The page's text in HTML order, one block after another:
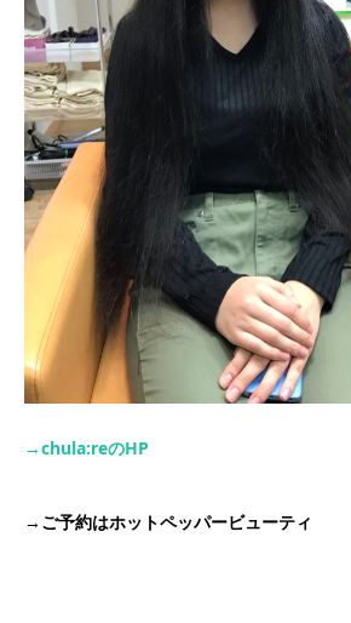
→chula:reのHP
→ ご予約はホットペッパービューティ